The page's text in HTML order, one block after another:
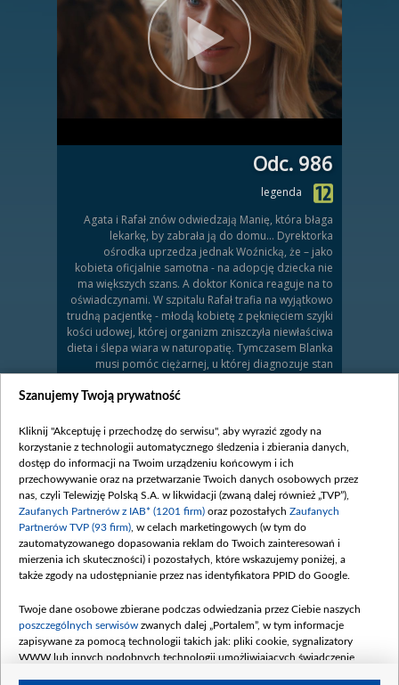
Odc. 986
legenda
Agata i Rafał znów odwiedzają Manię, która błaga
lekarkę, by zabrała ją do domu... Dyrektorka
ośrodka uprzedza jednak Woźnicką, że – jako
kobieta oficjalnie samotna - na adopcję dziecka nie
ma większych szans. A doktor Konica reaguje na to
oświadczynami. W szpitalu Rafał trafia na wyjątkowo
trudną pacjentkę - młodą kobietę z pęknięciem szyjki
kości udowej, której organizm zniszczyła niewłaściwa
dieta i ślepa wiara w naturopatię. Tymczasem Blanka
musi pomóc ciężarnej, u której diagnozuje stan
dziewczynę, która właśnie poroniła i z którą lekarka
żonie w opiece nad Niną i znów ukochaną
zaskakuje...
Zobacz również
Odc. 995
Do Leśnej Góry trafia...
Odc. 994
Doktor Homolka tym...
Szanujemy Twoją prywatność
Kliknij "Akceptuję i przechodzę do serwisu", aby wyrazić zgody na
korzystanie z technologii automatycznego śledzenia i zbierania danych,
dostęp do informacji na Twoim urządzeniu końcowym i ich
przechowywanie oraz na przetwarzanie Twoich danych osobowych przez
nas, czyli Telewizję Polską S.A. w likwidacji (zwaną dalej również „TVP”),
Zaufanych Partnerów z IAB* (1201 firm) oraz pozostałych Zaufanych
Partnerów TVP (93 firm) , w celach marketingowych (w tym do
zautomatyzowanego dopasowania reklam do Twoich zainteresowań i
mierzenia ich skuteczności) i pozostałych, które wskazujemy poniżej, a
także zgody na udostępnianie przez nas identyfikatora PPID do Google.
Twoje dane osobowe zbierane podczas odwiedzania przez Ciebie naszych
poszczególnych serwisów zwanych dalej „Portalem”, w tym informacje
zapisywane za pomocą technologii takich jak: pliki cookie, sygnalizatory
WWW lub innych podobnych technologii umożliwiających świadczenie